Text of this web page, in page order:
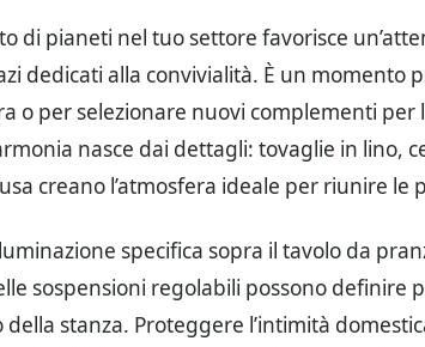
di pianeti nel tuo settore favorisce
dedicati alla convivialità. È un momento
o per selezionare nuovi complementi
nasce dai dettagli: tovaglie in lino,
creano l’atmosfera ideale per riunire le
specifica sopra il tavolo da
sospensioni regolabili possono definire
stanza. Proteggere l’intimità